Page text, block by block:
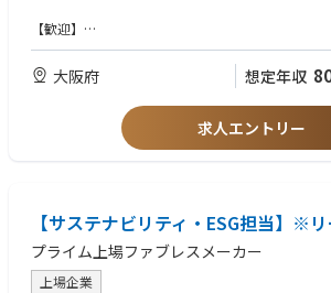
・展示会、テレビ、ラジオでのナレーション原稿
■広告宣伝部 販促企画グループの業務内容
※自社製品（自動車用ボディーコーティング、自
・新商品企画〜商品ロゴマーク、パッケージ等の
・社内報、決算発表資料等IRツール、ニュースリ
・展示会、イベント等の企画・デザイン
・WEBサイト運営、コンテンツ企画 等
・動画（YouTubeなど）編集
【歓迎】
・広告制作会社での経験
大阪府 想定年収
求人エントリー
【サステナビリティ・ESG担当】※
プライム上場ファブレスメーカー
上場企業